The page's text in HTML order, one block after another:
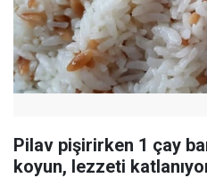
Pilav pişirirken 1 çay
koyun, lezzeti